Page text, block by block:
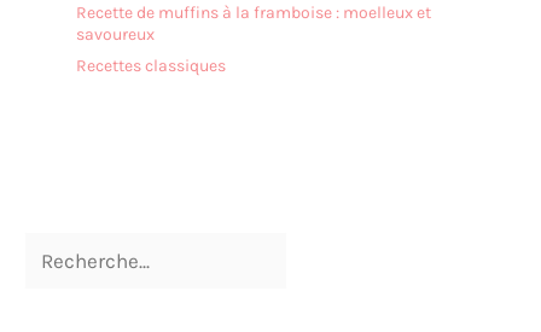
Recette de muffins à la framboise : moelleux et
savoureux
Recettes classiques